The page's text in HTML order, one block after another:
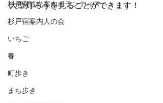
杉戸宿観光案内ボランティア
杉戸宿案内人の会
いちご
春
町歩き
まち歩き
大型灯ろうを見ることができます！